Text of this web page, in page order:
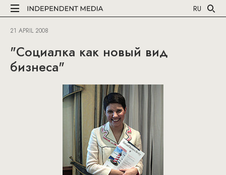
RU
21 APRIL 2008
"Социалка как новый вид
бизнеса"